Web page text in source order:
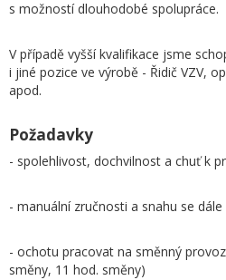
s možností dlouhodobé spolupráce.
V případě vyšší kvalifikace jsme
i jiné pozice ve výrobě - Řidič VZV,
apod.
Požadavky
- spolehlivost, dochvilnost a chuť k
- manuální zručnosti a snahu se
- ochotu pracovat na směnný
směny, 11 hod. směny)